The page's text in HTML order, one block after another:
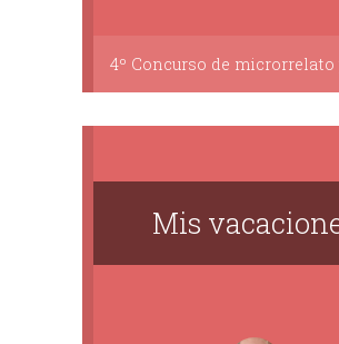
4º Concurso de microrrelato
Mis